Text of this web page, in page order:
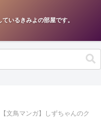
いるきみよの部屋です。
【文鳥マンガ】しずちゃんのク